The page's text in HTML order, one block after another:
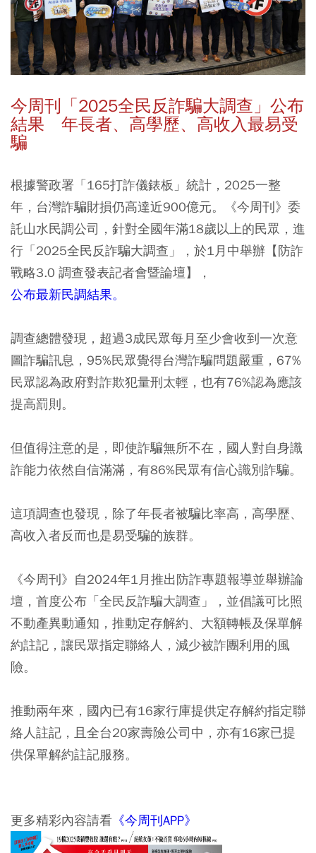
今周刊「2025全民反詐騙大調查」公布
結果 年長者、高學歷、高收入最易受
騙
根據警政署「165打詐儀錶板」統計，2025一整
年，台灣詐騙財損仍高達近900億元。《今周刊》委
託山水民調公司，針對全國年滿18歲以上的民眾，進
行「2025全民反詐騙大調查」，於1月中舉辦【防詐
戰略3.0 調查發表記者會暨論壇】，
公布最新民調結果。
調查總體發現，超過3成民眾每月至少會收到一次意
圖詐騙訊息，95%民眾覺得台灣詐騙問題嚴重，67%
民眾認為政府對詐欺犯量刑太輕，也有76%認為應該
提高罰則。
但值得注意的是，即使詐騙無所不在，國人對自身識
詐能力依然自信滿滿，有86%民眾有信心識別詐騙。
這項調查也發現，除了年長者被騙比率高，高學歷、
高收入者反而也是易受騙的族群。
《今周刊》自2024年1月推出防詐專題報導並舉辦論
壇，首度公布「全民反詐騙大調查」，並倡議可比照
不動產異動通知，推動定存解約、大額轉帳及保單解
約註記，讓民眾指定聯絡人，減少被詐團利用的風
險。
推動兩年來，國內已有16家行庫提供定存解約指定聯
絡人註記，且全台20家壽險公司中，亦有16家已提
供保單解約註記服務。
更多精彩內容請看 《今周刊APP》